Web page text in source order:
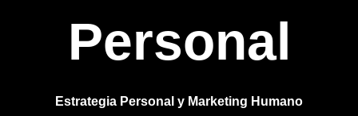
Personal
Estrategia Personal y Marketing Humano